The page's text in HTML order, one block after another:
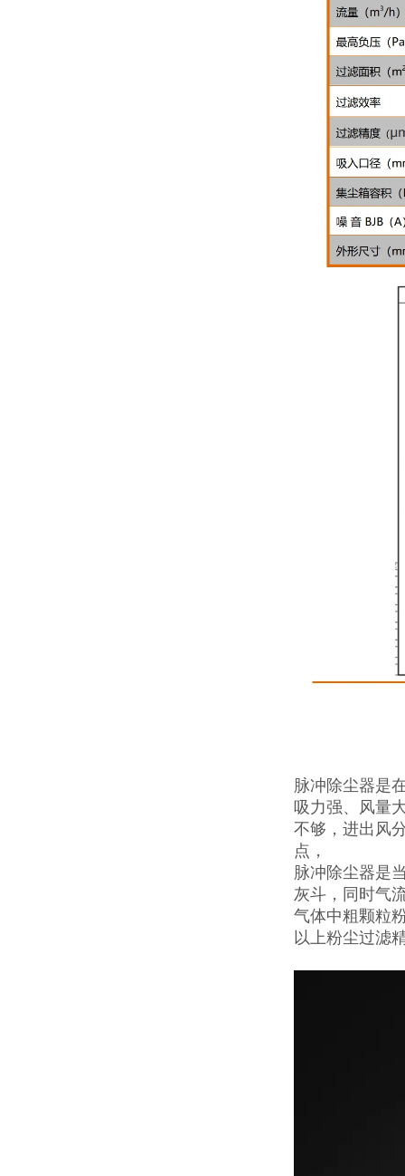
脉冲除尘器是
吸力强、风量
不够，进出风
点，
脉冲除尘器是
灰斗，同时气
气体中粗颗粒
以上粉尘过滤